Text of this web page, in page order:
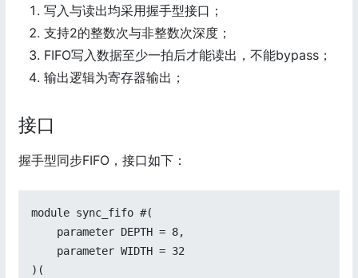
写入与读出均采用握手型接口；
支持2的整数次与非整数次深度；
FIFO写入数据至少一拍后才能读出，不能bypass；
输出逻辑为寄存器输出；
接口
握手型同步FIFO，接口如下：
module sync_fifo #(
    parameter DEPTH = 8,
    parameter WIDTH = 32
)(